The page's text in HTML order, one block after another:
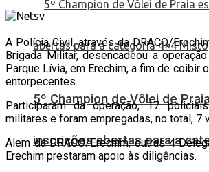
5º Champion de Vôlei de
inscrições abertas para a
A Polícia Civil, através da DRACO/
Brigada Militar, desencadeou a operação
Parque Lívia, em Erechim, a fim de coibir
entorpecentes.
Participaram da operação, 17
militares e foram empregadas, no total, 7
Alem da DRACO/Erechim, outras 4
Erechim prestaram apoio às diligências.